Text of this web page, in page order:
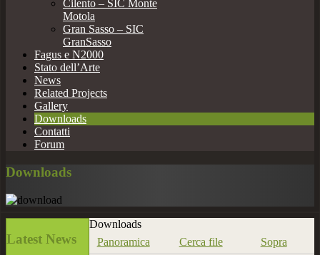
Cilento – SIC Monte
Motola
Gran Sasso – SIC
GranSasso
Fagus e N2000
Stato dell’Arte
News
Related Projects
Gallery
Downloads
Contatti
Forum
Downloads
Downloads
Panoramica
Cerca file
Sopra
Latest News